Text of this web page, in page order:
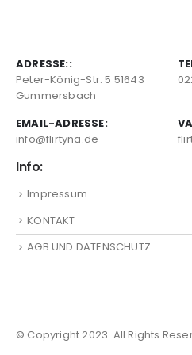
ADRESSE::
Peter-König-Str. 5 51643
Gummersbach
EMAIL-ADRESSE:
info@flirtyna.de
Info:
Impressum
KONTAKT
AGB UND DATENSCHUTZ
© Copyright 2023. All Rights